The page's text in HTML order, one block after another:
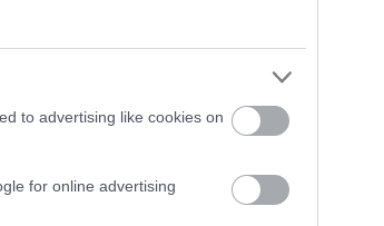
to advertising like cookies on
for online advertising
Staples
(1) Andris Nelsons
Warhol
Angela Lansbury
Badalamenti
Rachvelishvili
Anna Vinnitskaya
Anner Bylsma